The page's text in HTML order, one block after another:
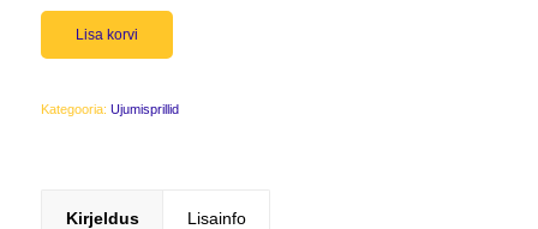
Lisa korvi
Kategooria: Ujumisprillid
Kirjeldus Lisainfo